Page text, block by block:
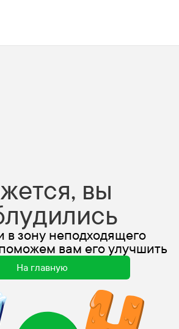
вы
в зону неподходящего
вам его улучшить
На главную